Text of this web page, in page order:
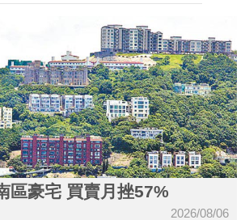
區豪宅 買賣月挫57%
2026/08/06